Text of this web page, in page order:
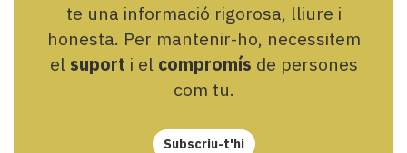
te una informació rigorosa, lliure i
honesta. Per mantenir-ho, necessitem
el suport i el compromís de persones
com tu.
Subscriu-t'hi